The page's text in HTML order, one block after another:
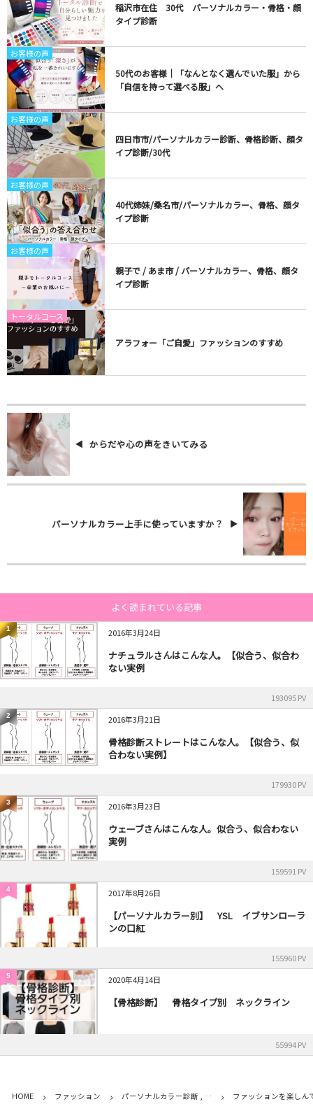
稲沢市在住 30代 パーソナルカラー・骨格・顔
タイプ診断
お客様の声
50代のお客様｜「なんとなく選んでいた服」から
「自信を持って選べる服」へ
お客様の声
四日市市/パーソナルカラー診断、骨格診断、顔タ
イプ診断/30代
お客様の声
40代姉妹/桑名市/パーソナルカラー、骨格、顔タ
イプ診断
お客様の声
親子で / あま市 / パーソナルカラー、骨格、顔タ
イプ診断
トータルコース
アラフォー「ご自愛」ファッションのすすめ
からだや心の声をきいてみる
パーソナルカラー上手に使っていますか？
よく読まれている記事
1 2016年3月24日
ナチュラルさんはこんな人。【似合う、似合わ
ない実例
193095 PV
2 2016年3月21日
骨格診断ストレートはこんな人。【似合う、似
合わない実例】
179930 PV
3 2016年3月23日
ウェーブさんはこんな人。似合う、似合わない
実例
159591 PV
4 2017年8月26日
【パーソナルカラー別】 YSL イブサンローラ
ンの口紅
155960 PV
5 2020年4月14日
【骨格診断】 骨格タイプ別 ネックライン
55994 PV
HOME ファッション パーソナルカラー診断 , … ファッションを楽しん